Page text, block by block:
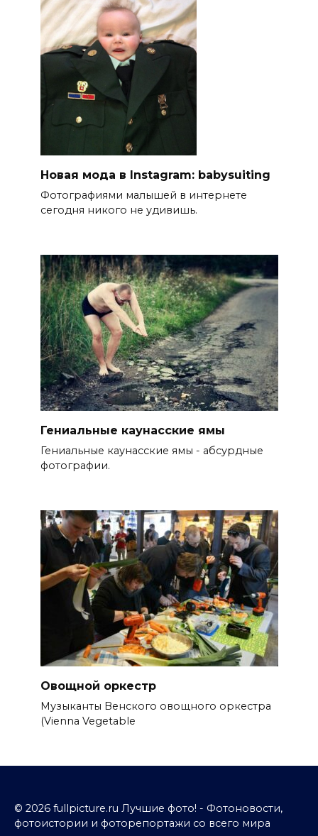
Новая мода в Instagram: babysuiting
Фотографиями малышей в интернете
сегодня никого не удивишь.
Гениальные каунасские ямы
Гениальные каунасские ямы - абсурдные
фотографии.
Овощной оркестр
Музыканты Венского овощного оркестра
(Vienna Vegetable
© 2026 fullpicture.ru Лучшие фото! - Фотоновости,
фотоистории и фоторепортажи со всего мира